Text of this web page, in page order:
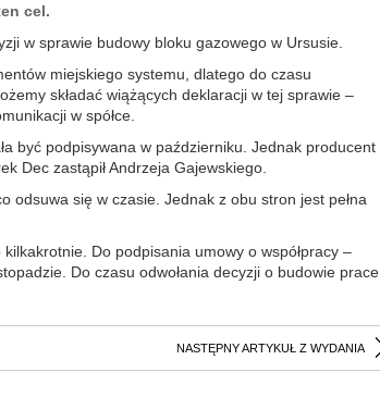
cel.
w sprawie budowy bloku gazowego w Ursusie.
miejskiego systemu, dlatego do czasu
składać wiążących deklaracji w tej sprawie –
w spółce.
być podpisywana w październiku. Jednak producent
Dec zastąpił Andrzeja Gajewskiego.
odsuwa się w czasie. Jednak z obu stron jest pełna
Do podpisania umowy o współpracy –
Do czasu odwołania decyzji o budowie prace
NASTĘPNY ARTYKUŁ Z WYDANIA